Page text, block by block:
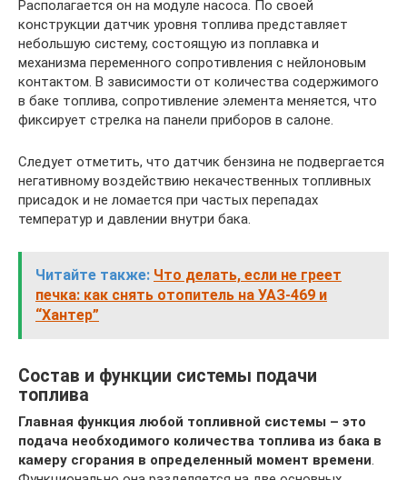
Располагается он на модуле насоса. По своей
конструкции датчик уровня топлива представляет
небольшую систему, состоящую из поплавка и
механизма переменного сопротивления с нейлоновым
контактом. В зависимости от количества содержимого
в баке топлива, сопротивление элемента меняется, что
фиксирует стрелка на панели приборов в салоне.
Следует отметить, что датчик бензина не подвергается
негативному воздействию некачественных топливных
присадок и не ломается при частых перепадах
температур и давлении внутри бака.
Читайте также: Что делать, если не греет
печка: как снять отопитель на УАЗ-469 и
“Хантер”
Состав и функции системы подачи
топлива
Главная функция любой топливной системы – это
подача необходимого количества топлива из бака в
камеру сгорания в определенный момент времени.